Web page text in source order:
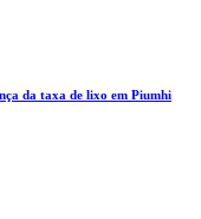
da taxa de lixo em Piumhi